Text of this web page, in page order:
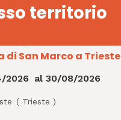
territorio
di San Marco a Trieste
2026 al30/08/2026
( Trieste )